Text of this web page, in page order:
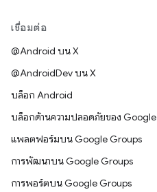
เชื่อมต่อ
@Android บน X
@AndroidDev บน X
บล็อก Android
บล็อกด้านความปลอดภัยของ Google
แพลตฟอร์มบน Google Groups
การพัฒนาบน Google Groups
การพอร์ตบน Google Groups